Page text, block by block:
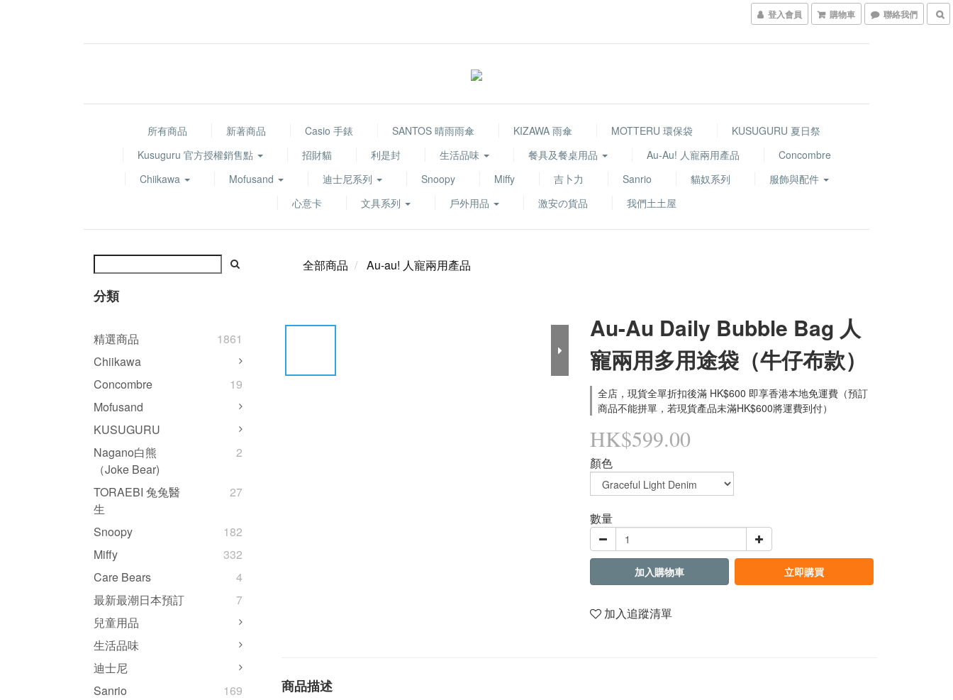
登入會員 購物車 聯絡我們
所有商品 新著商品 Casio 手錶 SANTOS 晴雨雨傘 KIZAWA 雨傘 MOTTERU 環保袋
KUSUGURU 夏日祭
Kusuguru 官方授權銷售點
招財貓 利是封 生活品味 餐具及餐桌用品 Au-Au! 人寵兩用產品
Concombre
Chiikawa
Mofusand 迪士尼系列 Snoopy Miffy 吉卜力 Sanrio 貓奴系列
服飾與配件
心意卡
文具系列 戶外用品 激安の貨品 我們土土屋
分類
精選商品
1861
Chiikawa
Concombre
19
Mofusand
KUSUGURU
Nagano白熊
（Joke Bear)
2
TORAEBI 兔兔醫
生
27
Snoopy
182
Miffy
332
Care Bears
4
最新最潮日本預訂
7
兒童用品
生活品味
迪士尼
Sanrio
169
全部商品 Au-au! 人寵兩用產品
Au-Au Daily Bubble Bag 人
寵兩用多用途袋（牛仔布款）
全店，現貨全單折扣後滿 HK$600 即享香港本地免運費（預訂
商品不能拼單，若現貨產品未滿HK$600將運費到付）
HK$599.00
顏色
數量
加入購物車 立即購買
加入追蹤清單
商品描述